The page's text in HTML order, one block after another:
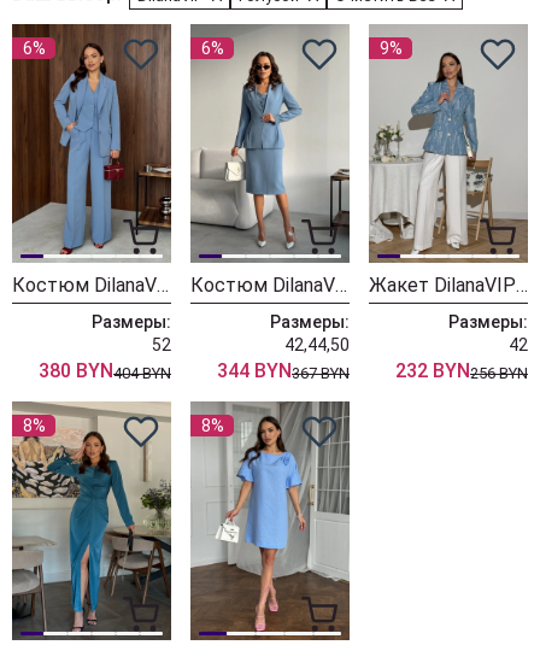
6%
Костюм DilanaVIP 1993 голубой
Размеры:
52
380 BYN404 BYN
6%
Костюм DilanaVIP 2106/1 голубой
Размеры:
42,44,50
344 BYN367 BYN
9%
Жакет DilanaVIP 2086
Размеры:
42
232 BYN256 BYN
8% 8%